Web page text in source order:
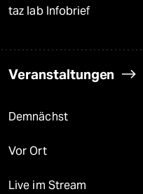
taz lab Infobrief
Veranstaltungen
Demnächst
Vor Ort
Live im Stream